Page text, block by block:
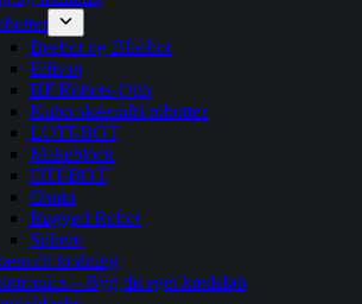
Beebot og Bluebot
Edison
HP Robots-Otto
Kubo skærmfri robotter
LOTI-BOT
Makeblock
OTI-BOT
Osmo
Rugged Robot
Sphero
kodning
– Byg dit eget kredsløb